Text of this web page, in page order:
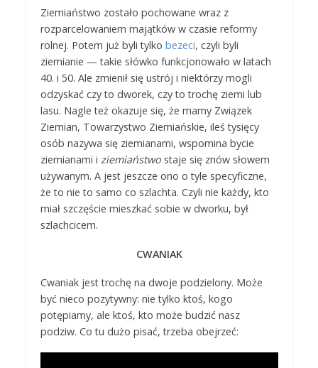
Ziemiaństwo zostało pochowane wraz z
rozparcelowaniem majątków w czasie reformy
rolnej. Potem już byli tylko bezeci, czyli byli
ziemianie — takie słówko funkcjonowało w latach
40. i 50. Ale zmienił się ustrój i niektórzy mogli
odzyskać czy to dworek, czy to trochę ziemi lub
lasu. Nagle też okazuje się, że mamy Związek
Ziemian, Towarzystwo Ziemiańskie, ileś tysięcy
osób nazywa się ziemianami, wspomina bycie
ziemianami i ziemiaństwostaje się znów słowem
używanym. A jest jeszcze ono o tyle specyficzne,
że to nie to samo co szlachta. Czyli nie każdy, kto
miał szczęście mieszkać sobie w dworku, był
szlachcicem.
CWANIAK
Cwaniak jest trochę na dwoje podzielony. Może
być nieco pozytywny: nie tylko ktoś, kogo
potępiamy, ale ktoś, kto może budzić nasz
podziw. Co tu dużo pisać, trzeba obejrzeć: